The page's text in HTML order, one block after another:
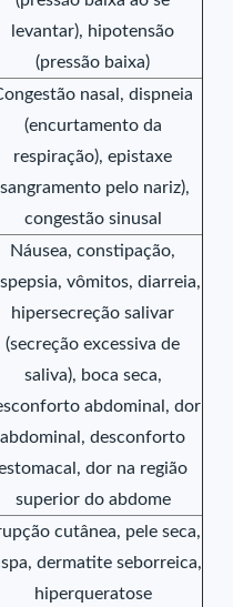
levantar), hipotensão
(pressão baixa)
nasal, dispneia
(encurtamento da
respiração), epistaxe
pelo nariz),
congestão sinusal
Náusea, constipação,
vômitos, diarreia,
hipersecreção salivar
(secreção excessiva de
saliva), boca seca,
abdominal, dor
abdominal, desconforto
dor na região
superior do abdome
cutânea, pele seca,
dermatite seborreica,
hiperqueratose